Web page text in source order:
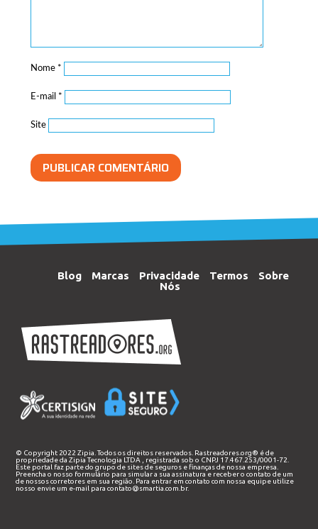
Nome *
E-mail *
Site
Blog Marcas Privacidade Termos
Sobre
Nós
© Copyright 2022 Zipia. Todos os direitos reservados. Rastreadores.org® é de
propriedade daZipia Tecnologia LTDA
, registrada sob o CNPJ 17.467.253/0001-72.
Este portal faz parte do grupo de sites de seguros e finanças de nossa empresa.
Preencha o nosso formulário para simular a sua assinatura e receber o contato de um
de nossos corretores em sua região. Para entrar em contato com nossa equipe utilize
nosso envie um e-mail paracontato@smartia.com.br.